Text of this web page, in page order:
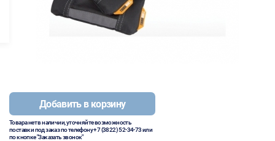
Добавить в корзину
Товара нет в наличии, уточняйте возможность
поставки под заказ по телефону+7 (3822) 52-34-73или
по кнопке "Заказать звонок"